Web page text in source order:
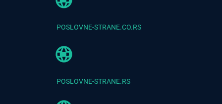
POSLOVNE-STRANE.CO.RS
POSLOVNE-STRANE.RS